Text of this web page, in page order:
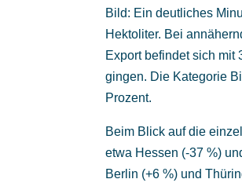
Bild: Ein deutliches
Hektoliter. Bei
Export befindet sich mit
gingen. Die Kategorie
Prozent.
Beim Blick auf die
etwa Hessen (-37 %)
Berlin (+6 %) und